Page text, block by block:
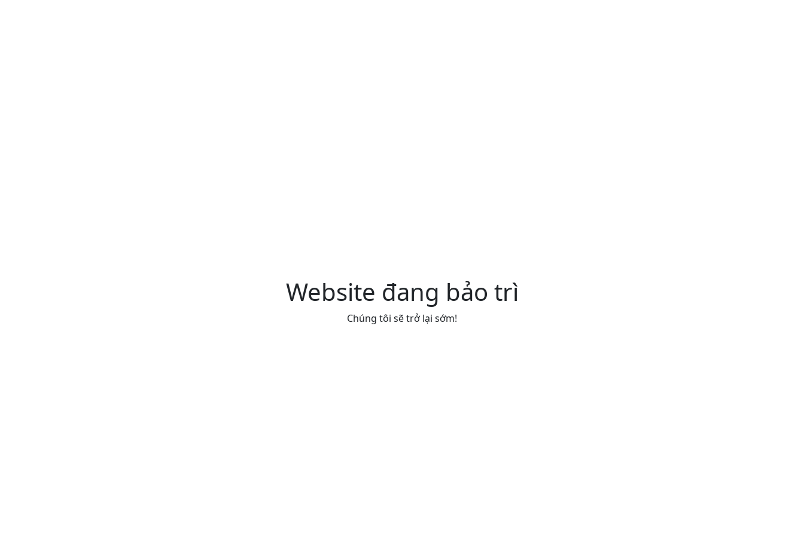
Website đang bảo trì
Chúng tôi sẽ trở lại sớm!